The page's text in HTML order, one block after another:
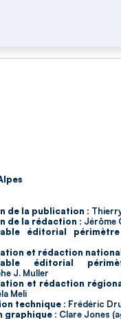
de la publication :
de la rédaction : Jérôme
éditorial
et rédaction
éditorial
J. Muller
et rédaction
Meli
technique : Frédéric
graphique : Clare Jones